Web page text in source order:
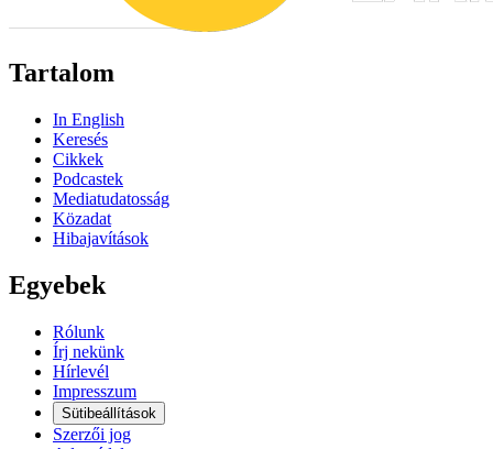
Tartalom
In English
Keresés
Cikkek
Podcastek
Mediatudatosság
Közadat
Hibajavítások
Egyebek
Rólunk
Írj nekünk
Hírlevél
Impresszum
Sütibeállítások
Szerzői jog